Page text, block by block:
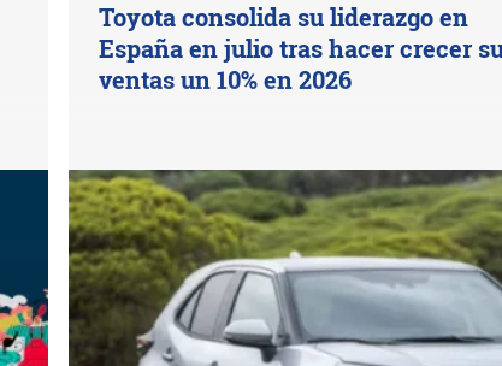
Toyota consolida su liderazgo en
España en julio tras hacer crecer
ventas un 10% en 2026